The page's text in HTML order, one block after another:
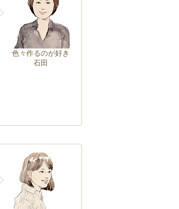
色々作るのが好き
石田